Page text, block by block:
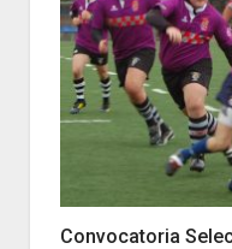
Convocatoria